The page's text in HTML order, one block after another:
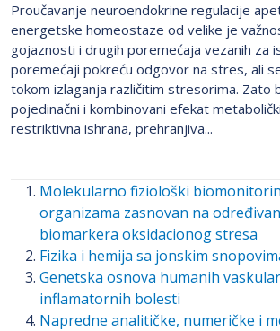
Proučavanje neuroendokrine regulacije
energetske homeostaze od velike je
gojaznosti i drugih poremećaja vezanih za
poremećaji pokreću odgovor na stres, ali
tokom izlaganja različitim stresorima. Zato
pojedinačni i kombinovani efekat
restriktivna ishrana, prehranjiva...
Molekularno fiziološki
organizama zasnovan na
biomarkera oksidacionog stresa
Fizika i hemija sa jonskim
Genetska osnova humanih
inflamatornih bolesti
Napredne analitičke, numeričke i